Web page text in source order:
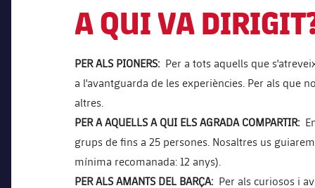
A QUI VA
PER ALS PIONERS: ⁣ Per a tots aquells que
a l'avantguarda de les experiències. Per als que
altres.
PER A AQUELLS A QUI ELS AGRADA COMPARTIR: ⁣
grups de fins a 25 persones. Nosaltres us
mínima recomanada: 12 anys).
PER ALS AMANTS DEL BARÇA: ⁣ Per als curiosos i